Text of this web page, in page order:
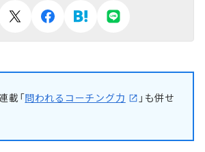
載「問われるコーチング力
」も併せ